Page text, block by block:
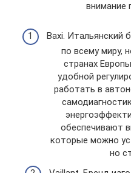
внимание
Baxi. Итальянский
по всему миру,
странах
удобной
работать в
обеспечивают
которые можно
но